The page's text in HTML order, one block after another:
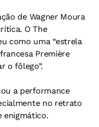
de Wagner Moura
O The
como uma “estrela
Première
o fôlego”.
a performance
no retrato
enigmático.